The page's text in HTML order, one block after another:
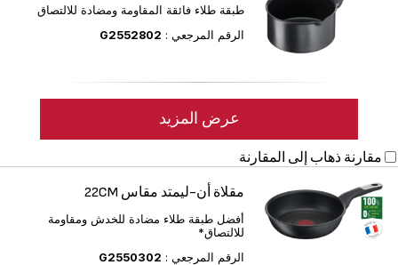
طبقة طلاء فائقة المقاومة ومضادة للالتصاق
الرقم المرجعي : G2552802
عرض المزيد
مقارنة ذهاب إلى المقارنة
مقلاة أن-ليمتد مقاس 22CM
أفضل طبقة طلاء مضادة للخدش ومقاومة
للالتصاق*
الرقم المرجعي : G2550302